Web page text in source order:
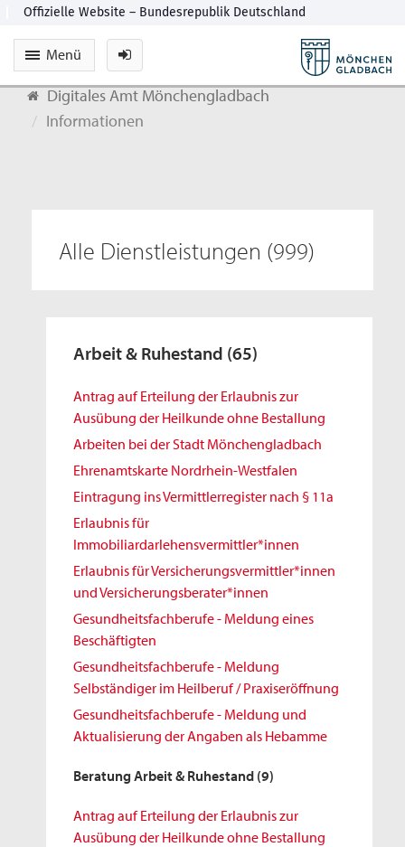
Menü
Digitales Amt Mönchengladbach
Informationen
Alle Dienstleistungen (999)
Arbeit & Ruhestand (65)
Antrag auf Erteilung der Erlaubnis zur
Ausübung der Heilkunde ohne Bestallung
Arbeiten bei der Stadt Mönchengladbach
Ehrenamtskarte Nordrhein-Westfalen
Eintragung ins Vermittlerregister nach § 11a
Erlaubnis für
Immobiliardarlehensvermittler*innen
Erlaubnis für Versicherungsvermittler*innen
und Versicherungsberater*innen
Gesundheitsfachberufe - Meldung eines
Beschäftigten
Gesundheitsfachberufe - Meldung
Selbständiger im Heilberuf / Praxiseröffnung
Gesundheitsfachberufe - Meldung und
Aktualisierung der Angaben als Hebamme
Beratung Arbeit & Ruhestand (9)
Antrag auf Erteilung der Erlaubnis zur
Ausübung der Heilkunde ohne Bestallung